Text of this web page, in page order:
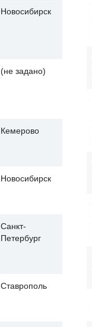
Новосибирск
(не задано)
Кемерово
Новосибирск
Санкт-
Петербург
Ставрополь